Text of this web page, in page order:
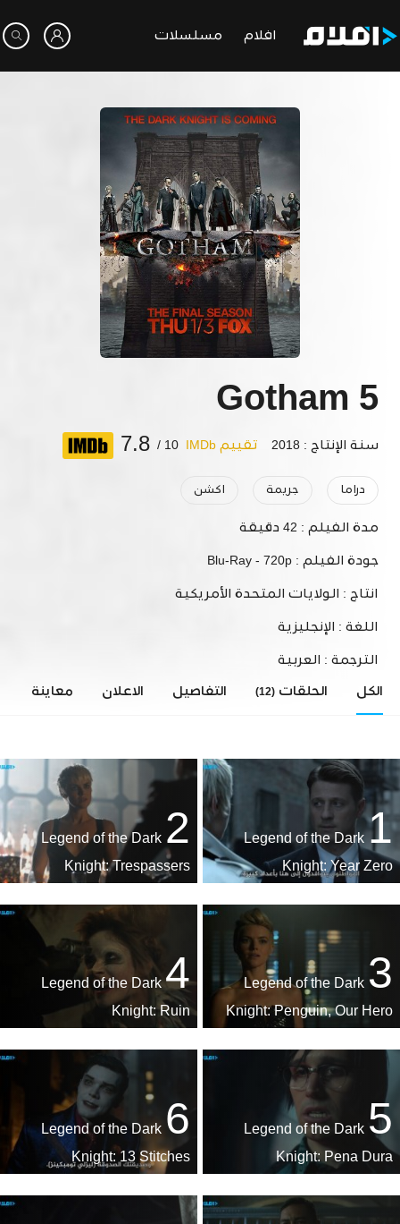
افلام مسلسلات
Gotham 5
سنة الإنتاج : 2018 تقييم IMDb 10 /
7.8
دراما جريمة اكشن
مدة الفيلم : 42 دقيقة
جودة الفيلم : Blu-Ray - 720p
انتاج : الولايات المتحدة الأمريكية
اللغة : الإنجليزية
الترجمة : العربية
الكل الحلقات (12) التفاصيل الاعلان معاينة
1
Legend of the Dark
Knight: Year Zero
2
Legend of the Dark
Knight: Trespassers
3
Legend of the Dark
Knight: Penguin, Our Hero
4
Legend of the Dark
Knight: Ruin
5
Legend of the Dark
Knight: Pena Dura
6
Legend of the Dark
Knight: 13 Stitches